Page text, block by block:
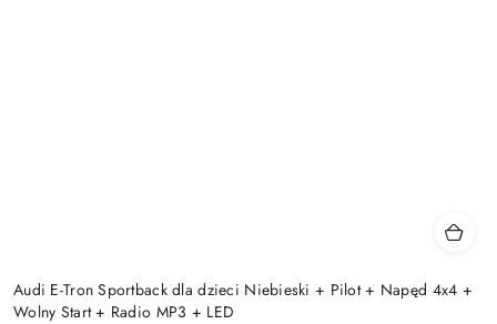
Audi E-Tron Sportback dla dzieci Niebieski + Pilot + Napęd 4x4 +
Wolny Start + Radio MP3 + LED